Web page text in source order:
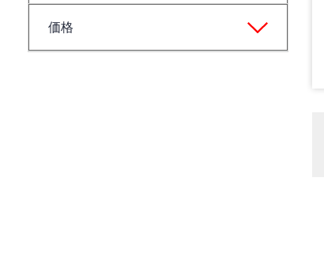
価格